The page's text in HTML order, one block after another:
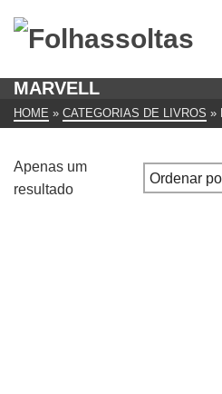
MARVELL
HOME » CATEGORIAS DE LIVROS »
Apenas um
resultado